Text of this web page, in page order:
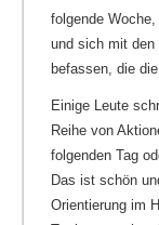
folgende
und sich mit den
befassen, die
Einige Leute
Reihe von
folgenden Tag
Das ist schön
Orientierung im